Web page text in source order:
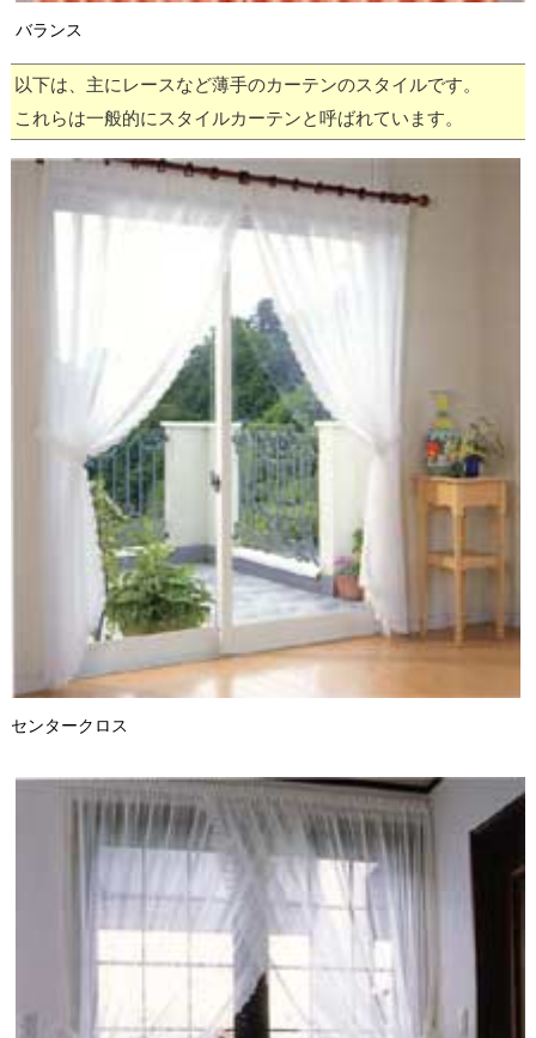
バランス
以下は、主にレースなど薄手のカーテンのスタイルです。
これらは一般的にスタイルカーテンと呼ばれています。
センタークロス